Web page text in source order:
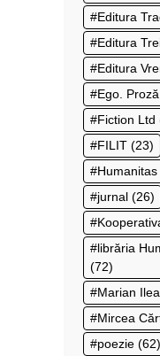
Editura
Editura
Editura
Ego. Proză
Fiction Ltd
FILIT (23)
Humanitas
jurnal (26)
librăria
(72)
Marian Ilea
Mircea
poezie (62)